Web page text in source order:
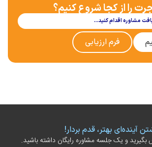
را از کجا شروع کنیم؟
مشاوره اقدام کنید…
فرم ارزیابی
آینده‌ای بهتر، قدم بردار!
بگیرید و یک جلسه مشاوره رایگان داشته باشید.